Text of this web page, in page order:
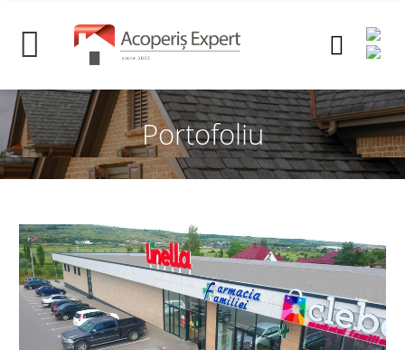
Portofoliu